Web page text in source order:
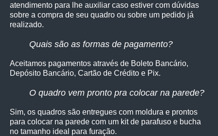
atendimento para lhe auxiliar caso estiver com dúvidas
sobre a compra de seu quadro ou sobre um pedido já
realizado.
Quais são as formas de pagamento?
Aceitamos pagamentos através de Boleto Bancário,
Depósito Bancário, Cartão de Crédito e Pix.
O quadro vem pronto pra colocar na parede?
Sim, os quadros são entregues com moldura e prontos
para colocar na parede com um kit de parafuso e bucha
no tamanho ideal para furação.